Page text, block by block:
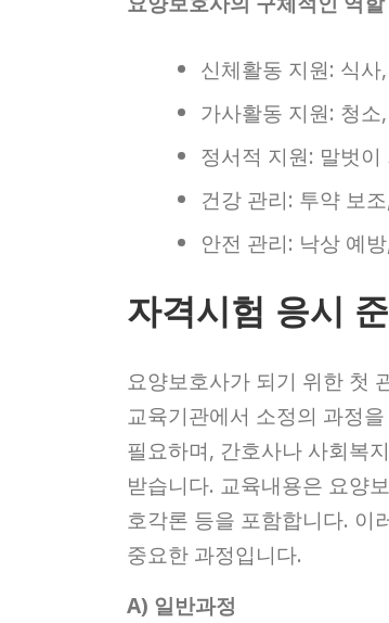
신체활동 지원: 식
가사활동 지원: 청
정서적 지원: 말벗
건강 관리: 투약 보
안전 관리: 낙상 예
자격시험 응시 준
요양보호사가 되기 위한 첫
교육기관에서 소정의 과정
필요하며, 간호사나 사회복
받습니다. 교육내용은 요양
호각론 등을 포함합니다. 이
중요한 과정입니다.
A) 일반과정